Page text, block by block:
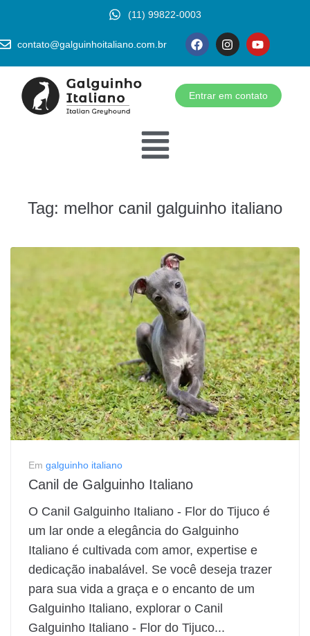
(11) 99822-0003
contato@galguinhoitaliano.com.br
Entrar em contato
Tag: melhor canil galguinho italiano
Em galguinho italiano
Canil de Galguinho Italiano
O Canil Galguinho Italiano - Flor do Tijuco é
um lar onde a elegância do Galguinho
Italiano é cultivada com amor, expertise e
dedicação inabalável. Se você deseja trazer
para sua vida a graça e o encanto de um
Galguinho Italiano, explorar o Canil
Galguinho Italiano - Flor do Tijuco...